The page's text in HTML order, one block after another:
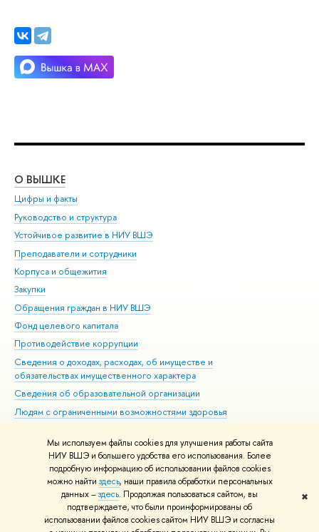
Мы используем файлы cookies для улучшения работы сайта
НИУ ВШЭ и большего удобства его использования. Более
подробную информацию об использовании файлов cookies
можно найти здесь, наши правила обработки персональных
данных –здесь. Продолжая пользоваться сайтом, вы
подтверждаете, что были проинформированы об
использовании файлов cookies сайтом НИУ ВШЭ и согласны
✖
О ВЫШКЕ
Цифры и факты
Руководство и структура
Устойчивое развитие в НИУ ВШЭ
Преподаватели и сотрудники
Корпуса и общежития
Закупки
Обращения граждан в НИУ ВШЭ
Фонд целевого капитала
Противодействие коррупции
Сведения о доходах, расходах, об имуществе и
обязательствах имущественного характера
Сведения об образовательной организации
Людям с ограниченными возможностями здоровья
Работа в Вышке
© НИУ ВШЭ 1993–2026 Адреса и контакты Условия использования